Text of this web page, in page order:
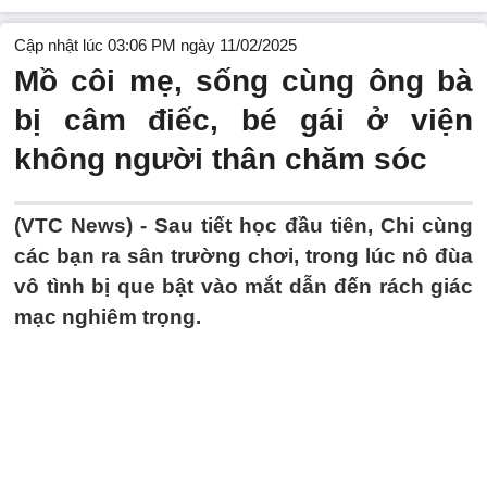
Cập nhật lúc 03:06 PM ngày 11/02/2025
Mồ côi mẹ, sống cùng ông bà
bị câm điếc, bé gái ở viện
không người thân chăm sóc
(VTC News) - Sau tiết học đầu tiên, Chi cùng
các bạn ra sân trường chơi, trong lúc nô đùa
vô tình bị que bật vào mắt dẫn đến rách giác
mạc nghiêm trọng.